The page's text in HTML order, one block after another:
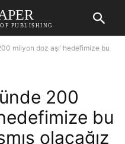
PUBLISHING
milyon doz aşı’ hedefimize bu
200
bu
olacağız